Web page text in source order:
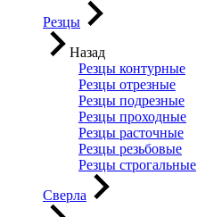
Резцы
Назад
Резцы контурные
Резцы отрезные
Резцы подрезные
Резцы проходные
Резцы расточные
Резцы резьбовые
Резцы строгальные
Сверла